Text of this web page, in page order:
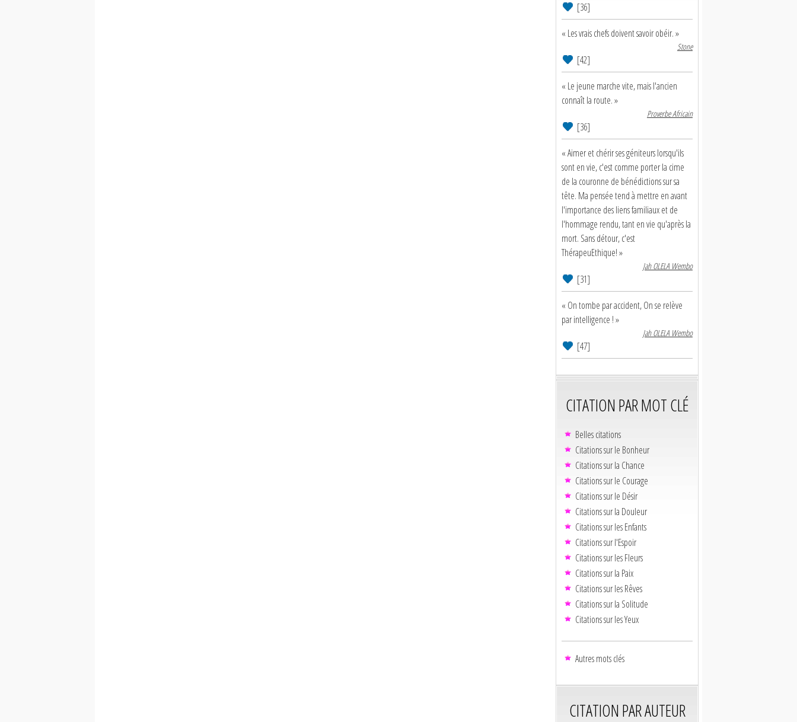
[36]
« Les vrais chefs doivent savoir obéir. »
Stone
[42]
« Le jeune marche vite, mais l'ancien
connaît la route. »
Proverbe Africain
[36]
« Aimer et chérir ses géniteurs lorsqu'ils
sont en vie, c'est comme porter la cime
de la couronne de bénédictions sur sa
tête. Ma pensée tend à mettre en avant
l'importance des liens familiaux et de
l'hommage rendu, tant en vie qu'après la
mort. Sans détour, c'est
ThérapeuEthique! »
Jah OLELA Wembo
[31]
« On tombe par accident, On se relève
par intelligence ! »
Jah OLELA Wembo
[47]
CITATION PAR MOT CLÉ
Belles citations
Citations sur le Bonheur
Citations sur la Chance
Citations sur le Courage
Citations sur le Désir
Citations sur la Douleur
Citations sur les Enfants
Citations sur l'Espoir
Citations sur les Fleurs
Citations sur la Paix
Citations sur les Rêves
Citations sur la Solitude
Citations sur les Yeux
Autres mots clés
CITATION PAR AUTEUR